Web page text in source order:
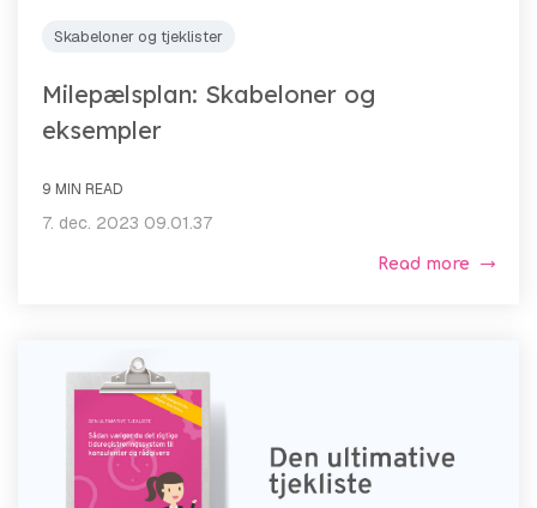
Skabeloner og tjeklister
Milepælsplan: Skabeloner og
eksempler
9 MIN READ
7. dec. 2023 09.01.37
Read more